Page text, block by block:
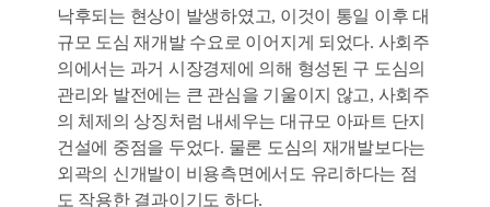
낙후되는 현상이 발생하였고, 이것이 통일 이후 대
규모 도심 재개발 수요로 이어지게 되었다. 사회주
의에서는 과거 시장경제에 의해 형성된 구 도심의
관리와 발전에는 큰 관심을 기울이지 않고, 사회주
의 체제의 상징처럼 내세우는 대규모 아파트 단지
건설에 중점을 두었다. 물론 도심의 재개발보다는
외곽의 신개발이 비용측면에서도 유리하다는 점
도 작용한 결과이기도 하다.